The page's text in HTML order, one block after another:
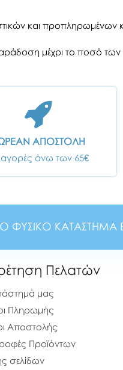
και προπληρωμένων
μέχρι το ποσό των
ΑΠΟΣΤΟΛΗ
άνω των 65€
ΦΥΣΙΚΟ ΚΑΤΑΣΤΗΜΑ
Πελατών
μας
Πληρωμής
Αποστολής
Προϊόντων
σελίδων